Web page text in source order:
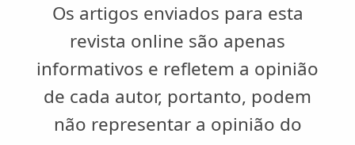
Os artigos enviados para esta
revista online são apenas
informativos e refletem a opinião
de cada autor, portanto, podem
não representar a opinião do